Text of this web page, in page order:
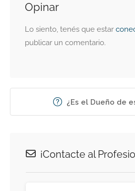
Opinar
Lo siento, tenés que estar
publicar un comentario.
¿Es el Dueño de
¡Contacte al